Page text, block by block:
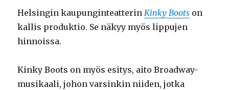
Helsingin kaupunginteatterinKinky Boots on
kallis produktio. Se näkyy myös lippujen
hinnoissa.
Kinky Boots on myös esitys, aito Broadway-
musikaali, johon varsinkin niiden, jotka